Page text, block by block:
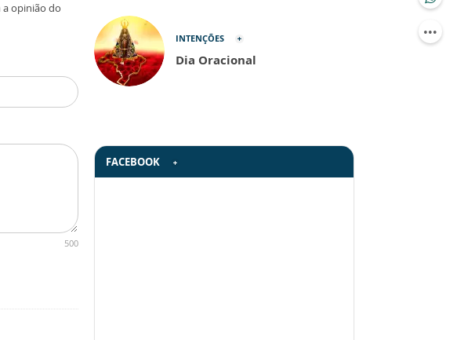
a opinião do
500
INTENÇÕES
Dia Oracional
FACEBOOK